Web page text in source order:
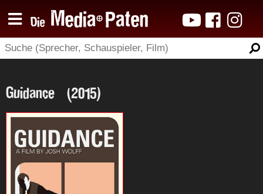
Guidance (2015)